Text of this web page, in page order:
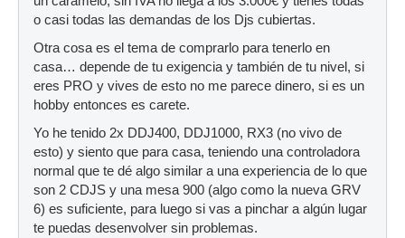
o casi todas las demandas de los Djs cubiertas.
Otra cosa es el tema de comprarlo para tenerlo en
casa… depende de tu exigencia y también de tu nivel, si
eres PRO y vives de esto no me parece dinero, si es un
hobby entonces es carete.
Yo he tenido 2x DDJ400, DDJ1000, RX3 (no vivo de
esto) y siento que para casa, teniendo una controladora
normal que te dé algo similar a una experiencia de lo que
son 2 CDJS y una mesa 900 (algo como la nueva GRV
6) es suficiente, para luego si vas a pinchar a algún lugar
te puedas desenvolver sin problemas.